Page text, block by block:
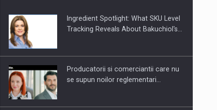
Ingredient Spotlight: What SKU Level
Tracking Reveals About Bakuchiol's…
Producatorii si comerciantii care nu
se supun noilor reglementari…